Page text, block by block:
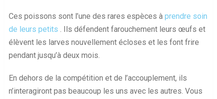
Ces poissons sont l’une des rares espèces à prendre soin
de leurs petits . Ils défendent farouchement leurs œufs et
élèvent les larves nouvellement écloses et les font frire
pendant jusqu’à deux mois.
En dehors de la compétition et de l’accouplement, ils
n’interagiront pas beaucoup les uns avec les autres. Vous